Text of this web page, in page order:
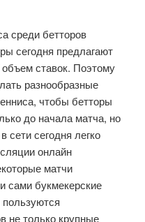
среди бетторов
сегодня предлагают
ставок. Поэтому
разнообразные
чтобы бетторы
до начала матча, но
сети сегодня легко
онлайн
матчи
сами букмекерские
не только крупные